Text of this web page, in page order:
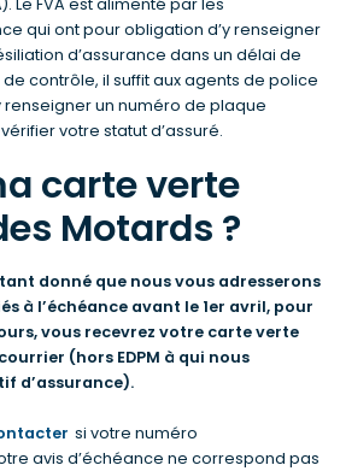
Le FVA est alimenté par les
qui ont pour obligation d’y renseigner
d’assurance dans un délai de
de contrôle, il suffit aux agents de police
un numéro de plaque
votre statut d’assuré.
carte verte
Motards ?
donné que nous vous adresserons
à l’échéance avant le 1er avril, pour
vous recevrez votre carte verte
(hors EDPM à qui nous
d’assurance).
si votre numéro
avis d’échéance ne correspond pas